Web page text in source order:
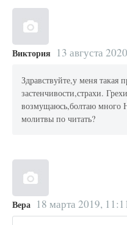
Виктория 13 августа
Здравствуйте,у меня такая
застенчивости,страхи.
возмущаюсь,болтаю много
молитвы по читать?
Вера 18 марта 2019, 11:11